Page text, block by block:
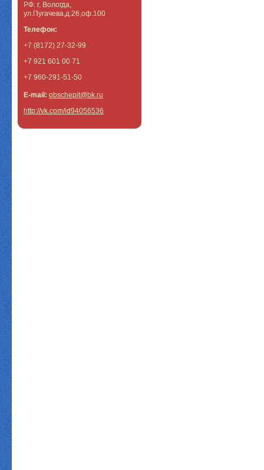
РФ. г. Вологда,
ул.Пугачева,д.26,оф.100
Телефон:
+7 (8172) 27-32-99
+7 921 601 00 71
+7 960-291-51-50
E-mail: obschepit@bk.ru
http://vk.com/id94056536